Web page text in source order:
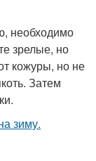
необходимо
зрелые, но
кожуры, но не
Затем